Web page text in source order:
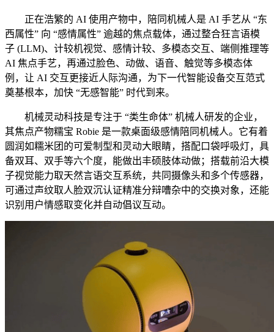
正在浩繁的 AI 使用产物中，陪同机械人是 AI 手艺从 “东
西属性” 向 “感情属性” 逾越的焦点载体，通过整合狂言语模
子 (LLM)、计较机视觉、感情计较、多模态交互、端侧推理等
AI 焦点手艺，再通过脸色、动做、语音、触觉等多模态体
例，让 AI 交互更接近人际沟通，为下一代智能设备交互范式
奠基根本，加快 “无感智能” 时代到来。
机械灵动科技是专注于 “类生命体” 机械人研发的企业，
其焦点产物糯宝 Robie 是一款桌面级感情陪同机械人。它有着
圆润如糯米团的可爱制型和灵动大眼睛，搭配口袋呼吸灯，具
备双耳、双手等六个度，能做出丰硕肢体动做；搭载前沿大模
子视觉能力取天然言语交互系统，共同摄像头和多个传感器，
可通过声纹取人脸双沉认证精准分辩嘈杂中的交换对象，还能
识别用户情感取变化并自动倡议互动。